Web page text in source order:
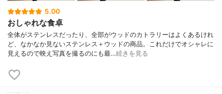
5.00
おしゃれな食卓
全体がステンレスだったり、全部がウッドのカトラリーはよくあるけれ
ど、なかなか見ないステンレス＋ウッドの商品。これだけでオシャレに
見えるので映え写真を撮るのにも最…続きを見る